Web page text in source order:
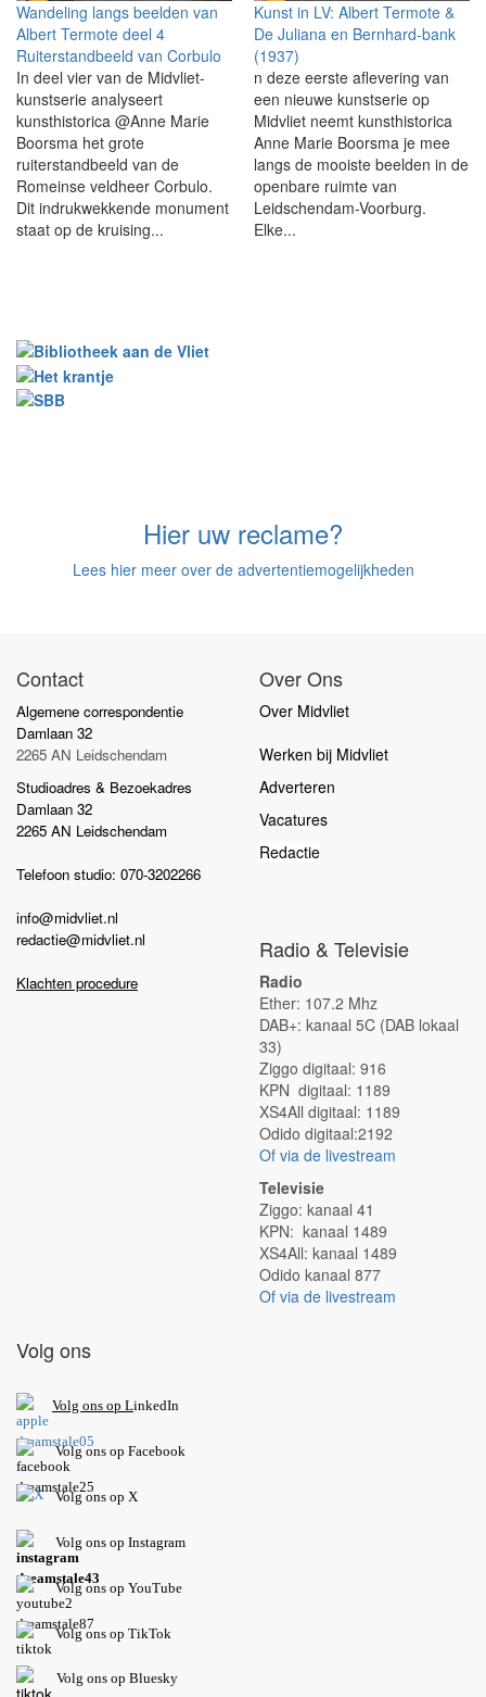
Wandeling langs beelden van
Albert Termote deel 4
Ruiterstandbeeld van Corbulo
In deel vier van de Midvliet-
kunstserie analyseert
kunsthistorica @Anne Marie
Boorsma het grote
ruiterstandbeeld van de
Romeinse veldheer Corbulo.
Dit indrukwekkende monument
staat op de kruising...
Kunst in LV: Albert Termote &
De Juliana en Bernhard-bank
(1937)
n deze eerste aflevering van
een nieuwe kunstserie op
Midvliet neemt kunsthistorica
Anne Marie Boorsma je mee
langs de mooiste beelden in de
openbare ruimte van
Leidschendam-Voorburg.
Elke...
Hier uw reclame?
Lees hier meer over de advertentiemogelijkheden
Contact
Algemene correspondentie
Damlaan 32
2265 AN Leidschendam
Studioadres & Bezoekadres
Damlaan 32
2265 AN Leidschendam
Telefoon studio: 070-3202266
info@midvliet.nl
redactie@midvliet.nl
Klachten procedure
Over Ons
Over Midvliet
Werken bij Midvliet
Adverteren
Vacatures
Redactie
Radio & Televisie
Radio
Ether: 107.2 Mhz
DAB+: kanaal 5C (DAB lokaal
33)
Ziggo digitaal: 916
KPN digitaal: 1189
XS4All digitaal: 1189
Odido digitaal:2192
Of via de livestream
Televisie
Ziggo: kanaal 41
KPN: kanaal 1489
XS4All: kanaal 1489
Odido kanaal 877
Of via de livestream
Volg ons
Volg ons op LinkedIn
Volg ons op Facebook
Volg ons op X
Volg ons op Instagram
Volgons op YouTube
Volg ons op TikTok
Volg ons op Bluesky